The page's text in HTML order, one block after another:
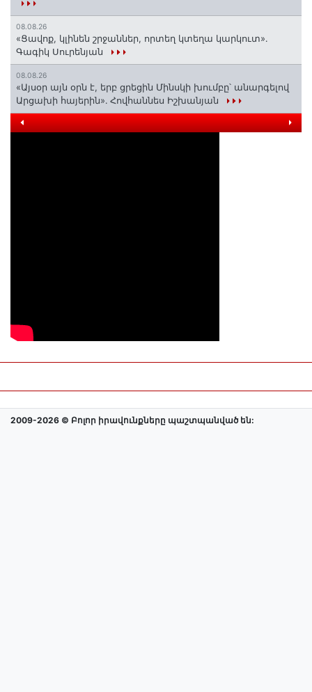
08.08.26
«Ցավոք, կլինեն շրջաններ, որտեղ կտեղա կարկուտ»․
Գագիկ Սուրենյան
08.08.26
«Այսօր այն օրն է, երբ ցրեցին Մինսկի խումբը՝ անարգելով
Արցախի հայերին»․ Հովհաննես Իշխանյան
2009-2026 © Բոլոր իրավունքները պաշտպանված են: